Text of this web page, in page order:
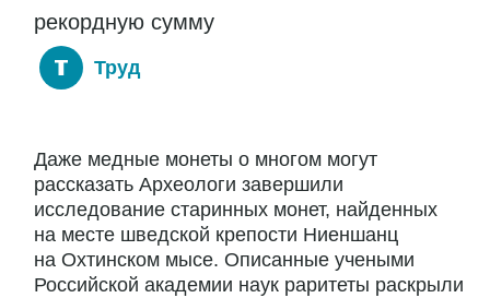
рекордную сумму
Труд
Даже медные монеты о многом могут
рассказать Археологи завершили
исследование старинных монет, найденных
на месте шведской крепости Ниеншанц
на Охтинском мысе. Описанные учеными
Российской академии наук раритеты раскрыли